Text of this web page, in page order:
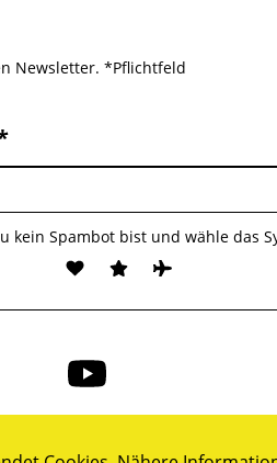
Newsletter. *Pflichtfeld
kein Spambot bist und wähle das
Folge
uns
auf